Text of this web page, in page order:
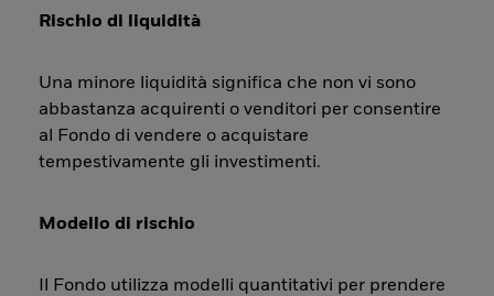
Rischio di liquidità
Una minore liquidità significa che non vi sono
abbastanza acquirenti o venditori per consentire
al Fondo di vendere o acquistare
tempestivamente gli investimenti.
Modello di rischio
Il Fondo utilizza modelli quantitativi per prendere